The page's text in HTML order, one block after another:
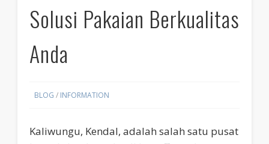
Solusi Pakaian Berkualitas
Anda
BLOG / INFORMATION
Kaliwungu, Kendal, adalah salah satu pusat